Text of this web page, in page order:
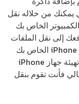
يمكنك من خلاله نقل
الخاص بك
إلى نقل الملفات
الصوتية أو مقاطع الفيديو أو الصور من جهاز iPhone الخاص بك
إلى جهاز الكمبيوتر بطريقة بسيطة من بينها تهيئة جهاز iPhone
فأنت تقوم بنقل